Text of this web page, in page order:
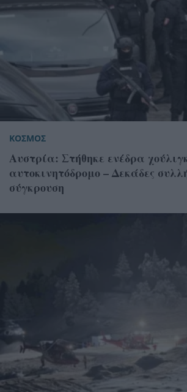
ΚΟΣΜΟΣ
Αυστρία: Στήθηκε ενέδρα
αυτοκινητόδρομο – Δεκάδες
σύγκρουση